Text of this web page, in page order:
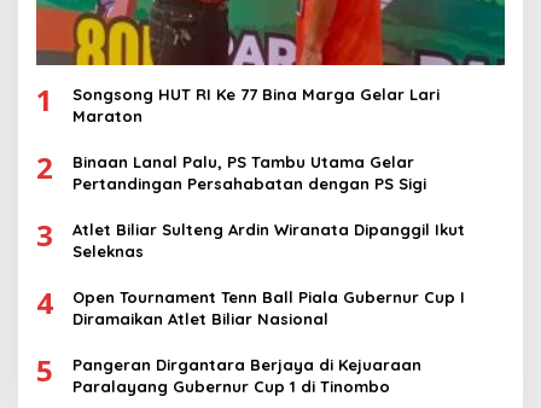
1
Songsong HUT RI Ke 77 Bina Marga Gelar Lari
Maraton
2
Binaan Lanal Palu, PS Tambu Utama Gelar
Pertandingan Persahabatan dengan PS Sigi
3
Atlet Biliar Sulteng Ardin Wiranata Dipanggil Ikut
Seleknas
4
Open Tournament Tenn Ball Piala Gubernur Cup I
Diramaikan Atlet Biliar Nasional
5
Pangeran Dirgantara Berjaya di Kejuaraan
Paralayang Gubernur Cup 1 di Tinombo